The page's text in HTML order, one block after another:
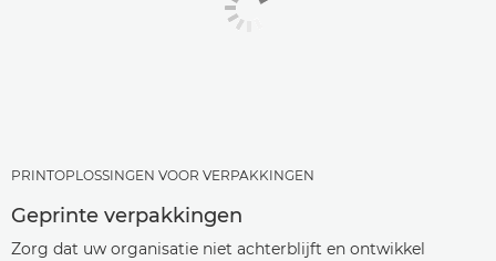
PRINTOPLOSSINGEN VOOR VERPAKKINGEN
Geprinte verpakkingen
Zorg dat uw organisatie niet achterblijft en ontwikkel